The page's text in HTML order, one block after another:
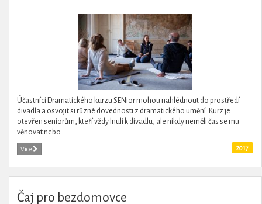
Účastníci Dramatického kurzu SENior mohou nahlédnout do prostředí
divadla a osvojit si různé dovednosti z dramatického umění. Kurz je
otevřen seniorům, kteří vždy lnuli k divadlu, ale nikdy neměli čas se mu
věnovat nebo...
Více 2017
Čaj pro bezdomovce